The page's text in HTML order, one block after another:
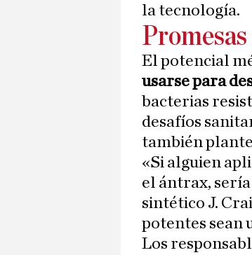
la tecnología.
El potencial
usarse para
bacterias
desafíos
también
«Si alguien
el ántrax,
sintético J.
potentes sean
Los